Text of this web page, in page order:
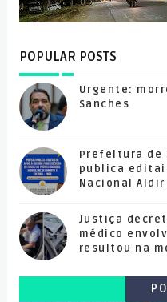
POPULAR POSTS
Urgente:
Sanches
Prefeitura de
publica
Nacional Aldir
Justiça
médico
resultou na